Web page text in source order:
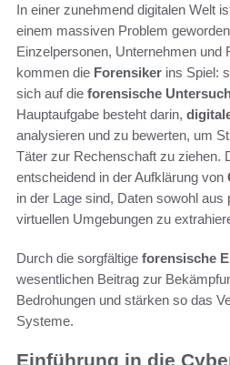
In einer zunehmend digitalen Welt
einem massiven Problem
Einzelpersonen, Unternehmen und
kommen die Forensiker ins Spiel:
sich auf die forensische
Hauptaufgabe besteht darin,
analysieren und zu bewerten, um
Täter zur Rechenschaft zu ziehen.
entscheidend in der Aufklärung von
in der Lage sind, Daten sowohl
virtuellen Umgebungen zu
Durch die sorgfältige forensische
wesentlichen Beitrag zur
Bedrohungen und stärken so das
Systeme.
Einführung in die